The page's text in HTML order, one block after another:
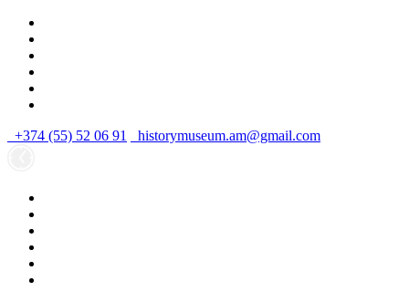
+374 (55) 52 06 91 historymuseum.am@gmail.com